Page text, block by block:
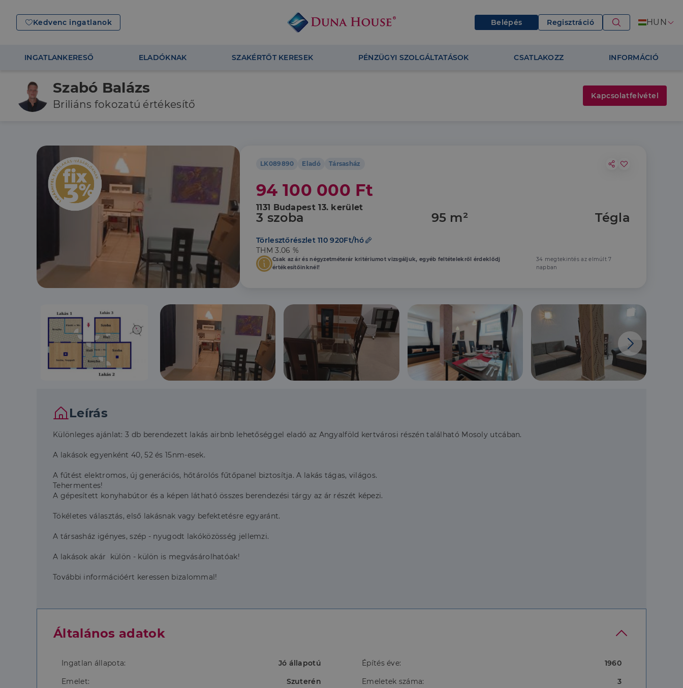
Kedvenc ingatlanok Belépés Regisztráció HUN
INGATLANKERESŐ ELADÓKNAK SZAKÉRTŐT KERESEK PÉNZÜGYI SZOLGÁLTATÁSOK CSATLAKOZZ INFORMÁCIÓ
LK089890 Eladó Társasház
94 100 000 Ft
1131 Budapest 13. kerület
3 szoba 95 m² Tégla
Törlesztőrészlet 110 920Ft/hó
THM 3.06 %
Csak az ár és négyzetméterár kritériumot vizsgáljuk, egyéb feltételekről érdeklődj
értékesítőinknél!
34 megtekintés az elmúlt 7
napban
Leírás
Különleges ajánlat: 3 db berendezett lakás airbnb lehetőséggel eladó az Angyalföld kertvárosi részén található Mosoly utcában.
A lakások egyenként 40, 52 és 15nm-esek.
A fűtést elektromos, új generációs, hőtárolós fűtőpanel biztosítja. A lakás tágas, világos.
Tehermentes!
A gépesített konyhabútor és a képen látható összes berendezési tárgy az ár részét képezi.
Tökéletes választás, első lakásnak vagy befektetésre egyaránt.
A társasház igényes, szép - nyugodt lakóközösség jellemzi.
A lakások akár külön - külön is megvásárolhatóak!
További információért keressen bizalommal!
Általános adatok
Ingatlan állapota: Jó állapotú Építés éve:
1960
Emelet:
Szuterén Emeletek száma:
3
Szabó Balázs
Briliáns fokozatú értékesítő
Kapcsolatfelvétel